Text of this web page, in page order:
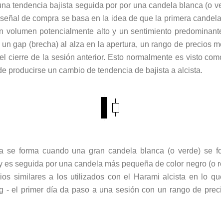
tendencia bajista seguida por por una candela blanca (o
de compra se basa en la idea de que la primera
volumen potencialmente alto y un sentimiento
gap (brecha) al alza en la apertura, un rango de precios
cierre de la sesión anterior. Esto normalmente es visto
producirse un cambio de tendencia de bajista a alcista.
se forma cuando una gran candela blanca (o verde) se
es seguida por una candela más pequeña de color negro (o
similares a los utilizados con el Harami alcista en lo
- el primer día da paso a una sesión con un rango de